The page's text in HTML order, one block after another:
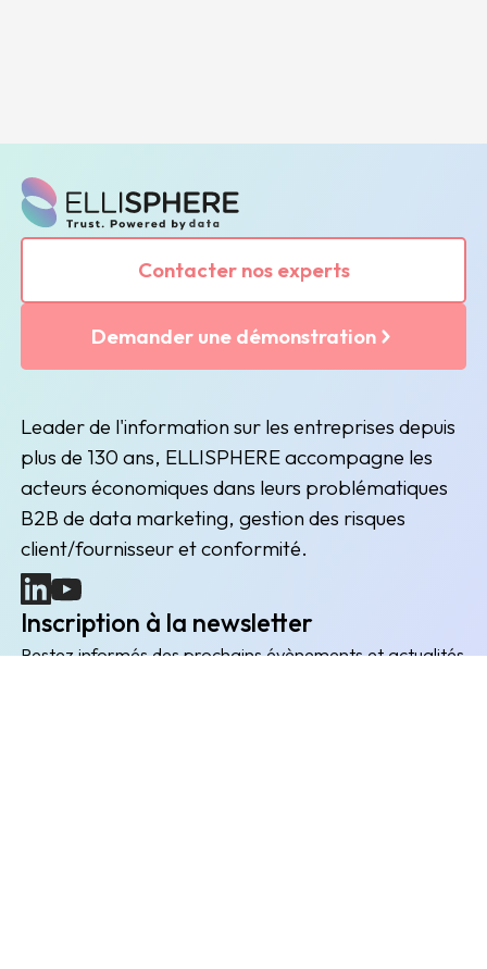
Contacter nos experts
Demander une démonstration
Leader de l'information sur les entreprises depuis
plus de 130 ans, ELLISPHERE accompagne les
acteurs économiques dans leurs problématiques
B2B de data marketing, gestion des risques
client/fournisseur et conformité.
(nouvelle fenêtre)
(nouvelle fenêtre)
Inscription à la newsletter
Restez informés des prochains évènements et actualités